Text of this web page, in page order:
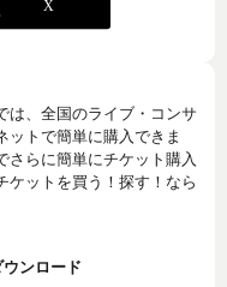
は、全国のライブ・コンサ
ットで簡単に購入できま
さらに簡単にチケット購入
ケットを買う！探す！なら
ンロード